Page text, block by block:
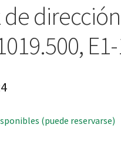
de
(puede reservarse)